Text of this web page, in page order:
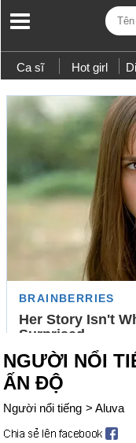
Ca sĩ Hot girl
NGƯỜI NỔI
ẤN ĐỘ
Người nổi tiếng > Aluva